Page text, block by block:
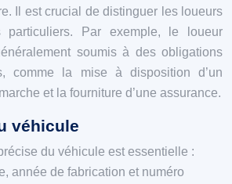
Il est crucial de distinguer les loueurs
particuliers. Par exemple, le loueur
soumis à des obligations
comme la mise à disposition d’un
et la fourniture d’une assurance.
véhicule
du véhicule est essentielle :
année de fabrication et numéro